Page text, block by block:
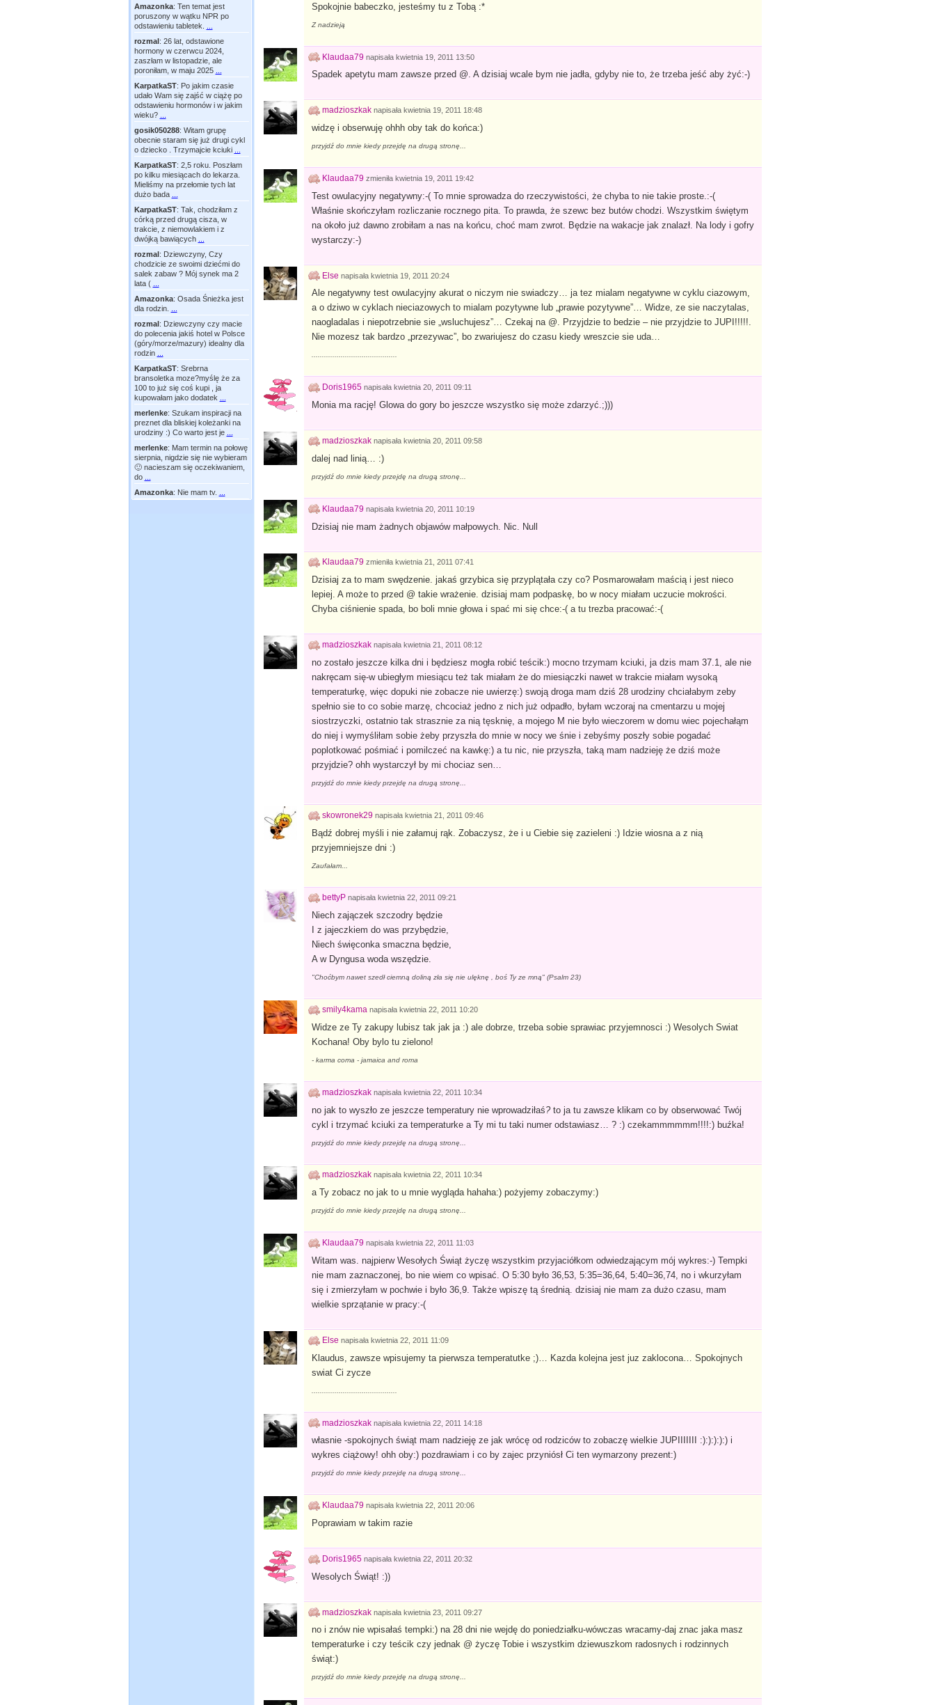
Amazonka: Ten temat jest
poruszony w wątku NPR po
odstawieniu tabletek.
rozmal: 26 lat, odstawione
hormony w czerwcu 2024,
zaszłam w listopadzie, ale
poroniłam, w maju 2025
KarpatkaST: Po jakim czasie
udało Wam się zajść w ciążę po
odstawieniu hormonów i w jakim
wieku?
gosik050288: Witam grupę
obecnie staram się już drugi cykl
o dziecko . Trzymajcie kciuki
KarpatkaST: 2,5 roku. Poszłam
po kilku miesiącach do lekarza.
Mieliśmy na przełomie tych lat
dużo bada
KarpatkaST: Tak, chodziłam z
córką przed drugą cisza, w
trakcie, z niemowlakiem i z
dwójką bawiących
rozmal: Dziewczyny, Czy
chodzicie ze swoimi dziećmi do
salek zabaw ? Mój synek ma 2
lata (
Amazonka: Osada Śnieżka jest
dla rodzin.
rozmal: Dziewczyny czy macie
do polecenia jakiś hotel w Polsce
(góry/morze/mazury) idealny dla
rodzin
KarpatkaST: Srebrna
bransoletka moze?myślę że za
100 to już się coś kupi , ja
kupowałam jako dodatek
merlenke: Szukam inspiracji na
preznet dla bliskiej koleżanki na
urodziny :) Co warto jest je
merlenke: Mam termin na połowę
sierpnia, nigdzie się nie wybieram
🙂 nacieszam się oczekiwaniem,
do
Amazonka: Nie mam tv.
Spokojnie babeczko, jesteśmy tu z Tobą :*
Z nadzieją
Klaudaa79 napisała kwietnia 19, 2011 13:50
Spadek apetytu mam zawsze przed @. A dzisiaj wcale bym nie jadła, gdyby nie to, że trzeba jeść aby żyć:-)
madzioszkak napisała kwietnia 19, 2011 18:48
widzę i obserwuję ohhh oby tak do końca:)
przyjdź do mnie kiedy przejdę na drugą stronę...
Klaudaa79 zmieniła kwietnia 19, 2011 19:42
Test owulacyjny negatywny:-( To mnie sprowadza do rzeczywistości, że chyba to nie takie proste.:-(
Właśnie skończyłam rozliczanie rocznego pita. To prawda, że szewc bez butów chodzi. Wszystkim świętym
na około już dawno zrobiłam a nas na końcu, choć mam zwrot. Będzie na wakacje jak znalazł. Na lody i gofry
wystarczy:-)
Else napisała kwietnia 19, 2011 20:24
Ale negatywny test owulacyjny akurat o niczym nie swiadczy… ja tez mialam negatywne w cyklu ciazowym,
a o dziwo w cyklach nieciazowych to mialam pozytywne lub „prawie pozytywne”… Widze, ze sie naczytalas,
naogladalas i niepotrzebnie sie „wsluchujesz”… Czekaj na @. Przyjdzie to bedzie – nie przyjdzie to JUPI!!!!!.
Nie mozesz tak bardzo „przezywac”, bo zwariujesz do czasu kiedy wreszcie sie uda…
.........................................
Doris1965 napisała kwietnia 20, 2011 09:11
Monia ma rację! Glowa do gory bo jeszcze wszystko się może zdarzyć.;)))
madzioszkak napisała kwietnia 20, 2011 09:58
dalej nad linią… :)
przyjdź do mnie kiedy przejdę na drugą stronę...
Klaudaa79 napisała kwietnia 20, 2011 10:19
Dzisiaj nie mam żadnych objawów małpowych. Nic. Null
Klaudaa79 zmieniła kwietnia 21, 2011 07:41
Dzisiaj za to mam swędzenie. jakaś grzybica się przyplątała czy co? Posmarowałam maścią i jest nieco
lepiej. A może to przed @ takie wrażenie. dzisiaj mam podpaskę, bo w nocy miałam uczucie mokrości.
Chyba ciśnienie spada, bo boli mnie głowa i spać mi się chce:-( a tu trezba pracować:-(
madzioszkak napisała kwietnia 21, 2011 08:12
no zostało jeszcze kilka dni i będziesz mogła robić teścik:) mocno trzymam kciuki, ja dzis mam 37.1, ale nie
nakręcam się-w ubiegłym miesiącu też tak miałam że do miesiączki nawet w trakcie miałam wysoką
temperaturkę, więc dopuki nie zobacze nie uwierzę:) swoją droga mam dziś 28 urodziny chciałabym zeby
spełnio sie to co sobie marzę, chcociaż jedno z nich już odpadło, byłam wczoraj na cmentarzu u mojej
siostrzyczki, ostatnio tak strasznie za nią tęsknię, a mojego M nie było wieczorem w domu wiec pojechałąm
do niej i wymyśliłam sobie żeby przyszła do mnie w nocy we śnie i zebyśmy poszły sobie pogadać
poplotkować pośmiać i pomilczeć na kawkę:) a tu nic, nie przyszła, taką mam nadzieję że dziś może
przyjdzie? ohh wystarczył by mi chociaz sen…
przyjdź do mnie kiedy przejdę na drugą stronę...
skowronek29 napisała kwietnia 21, 2011 09:46
Bądź dobrej myśli i nie załamuj rąk. Zobaczysz, że i u Ciebie się zazieleni :) Idzie wiosna a z nią
przyjemniejsze dni :)
Zaufałam...
bettyP napisała kwietnia 22, 2011 09:21
Niech zajączek szczodry będzie
I z jajeczkiem do was przybędzie,
Niech święconka smaczna będzie,
A w Dyngusa woda wszędzie.
"Choćbym nawet szedł ciemną doliną zła się nie ulęknę , boś Ty ze mną" (Psalm 23)
smily4kama napisała kwietnia 22, 2011 10:20
Widze ze Ty zakupy lubisz tak jak ja :) ale dobrze, trzeba sobie sprawiac przyjemnosci :) Wesolych Swiat
Kochana! Oby bylo tu zielono!
- karma coma - jamaica and roma
madzioszkak napisała kwietnia 22, 2011 10:34
no jak to wyszło ze jeszcze temperatury nie wprowadziłaś?to ja tu zawsze klikam co by obserwować Twój
cykl i trzymać kciuki za temperaturke a Ty mi tu taki numer odstawiasz… ? :) czekammmmmm!!!!:) buźka!
przyjdź do mnie kiedy przejdę na drugą stronę...
madzioszkak napisała kwietnia 22, 2011 10:34
a Ty zobacz no jak to u mnie wygląda hahaha:) pożyjemy zobaczymy:)
przyjdź do mnie kiedy przejdę na drugą stronę...
Klaudaa79 napisała kwietnia 22, 2011 11:03
Witam was. najpierw Wesołych Świąt życzę wszystkim przyjaciółkom odwiedzającym mój wykres:-) Tempki
nie mam zaznaczonej, bo nie wiem co wpisać. O 5:30 było 36,53, 5:35=36,64, 5:40=36,74, no i wkurzyłam
się i zmierzyłam w pochwie i było 36,9. Także wpiszę tą średnią. dzisiaj nie mam za dużo czasu, mam
wielkie sprzątanie w pracy:-(
Else napisała kwietnia 22, 2011 11:09
Klaudus, zawsze wpisujemy ta pierwsza temperatutke ;)… Kazda kolejna jest juz zaklocona… Spokojnych
swiat Ci zycze
madzioszkak napisała kwietnia 22, 2011 14:18
własnie -spokojnych świąt mam nadzieję ze jak wrócę od rodziców to zobaczę wielkie JUPIIIIIII :):):):):) i
wykres ciążowy! ohh oby:) pozdrawiam i co by zajec przyniósł Ci ten wymarzony prezent:)
przyjdź do mnie kiedy przejdę na drugą stronę...
Klaudaa79 napisała kwietnia 22, 2011 20:06
Poprawiam w takim razie
Doris1965 napisała kwietnia 22, 2011 20:32
Wesolych Świąt! :))
madzioszkak napisała kwietnia 23, 2011 09:27
no i znów nie wpisałaś tempki:) na 28 dni nie wejdę do poniedziałku-wówczas wracamy-daj znac jaka masz
temperaturke i czy teścik czy jednak @ życzę Tobie i wszystkim dziewuszkom radosnych i rodzinnych
świąt:)
przyjdź do mnie kiedy przejdę na drugą stronę...